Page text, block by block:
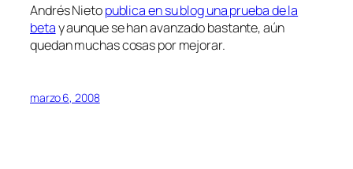
Andrés Nietopublica en su blog una prueba de la
betay aunque se han avanzado bastante, aún
quedan muchas cosas por mejorar.
marzo 6, 2008